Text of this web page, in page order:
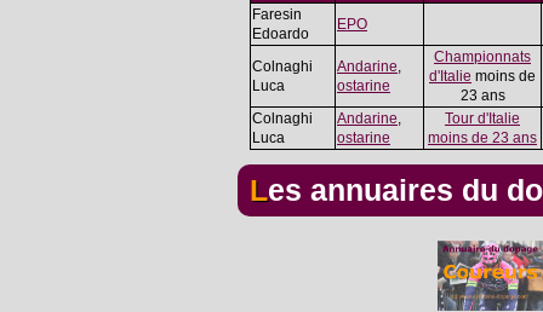
Faresin
Edoardo
EPO
Colnaghi
Luca
Andarine,
ostarine
Championnats
d'Italie moins de
23 ans
Colnaghi
Luca
Andarine,
ostarine
Tour d'Italie
moins de 23 ans
Les annuaires du